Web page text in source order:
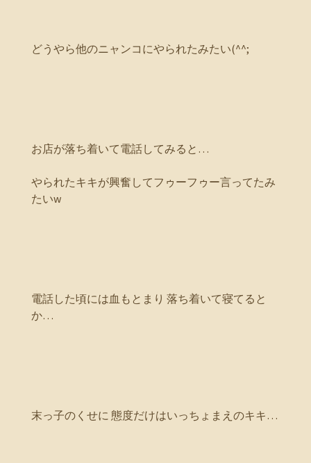
どうやら他のニャンコにやられたみたい(^^;
お店が落ち着いて電話してみると…
やられたキキが興奮してフゥーフゥー言ってたみ
たいw
電話した頃には血もとまり 落ち着いて寝てると
か…
末っ子のくせに 態度だけはいっちょまえのキキ…